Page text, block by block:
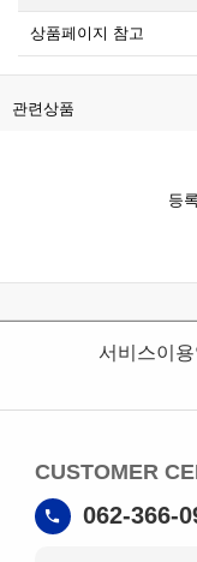
상품페이지 참고
관련상품
등
서비스이
CUSTOMER
062-366-